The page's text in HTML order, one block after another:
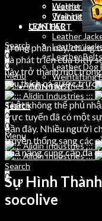
Leather Dog
Weihtlifting
CONTACT
Search
0
0
Menu
Search
0
Weight
Training Bibs
LEATHER
Leather
Leather
Leather Belts
Leather Dog
Weihtlifting
CONTACT
Search
0
0
Menu
Search
0
Trong phần này, chúng
và phát triển của bitly
này trở thành một
yêu thích cá cược trực
Thật không thể phủ
trực tuyến đã có một
gần đây. Nhiều người
truyền thống sang các
khả năng cung cấp đa
Sự Hình
socolive